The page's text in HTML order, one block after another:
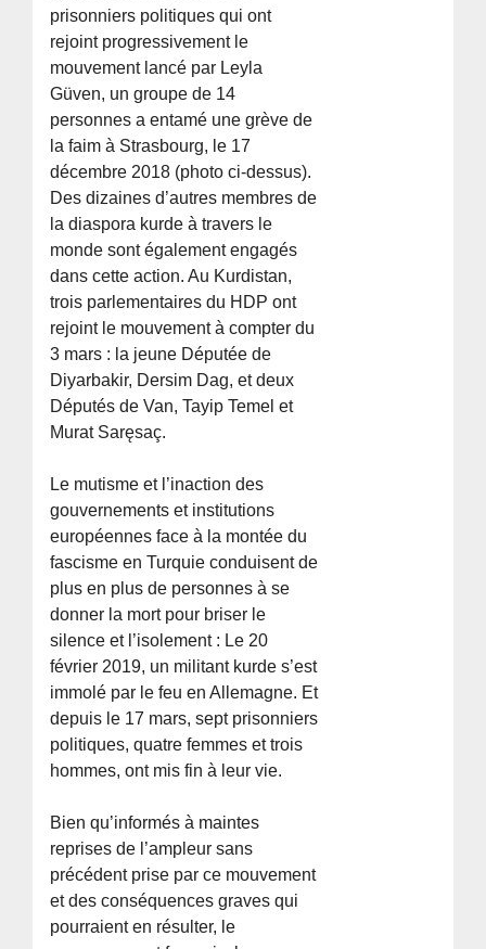
prisonniers politiques qui ont
rejoint progressivement le
mouvement lancé par Leyla
Güven, un groupe de 14
personnes a entamé une grève de
la faim à Strasbourg, le 17
décembre 2018 (photo ci-dessus).
Des dizaines d’autres membres de
la diaspora kurde à travers le
monde sont également engagés
dans cette action. Au Kurdistan,
trois parlementaires du HDP ont
rejoint le mouvement à compter du
3 mars : la jeune Députée de
Diyarbakir, Dersim Dag, et deux
Députés de Van, Tayip Temel et
Murat Saręsaç.
Le mutisme et l’inaction des
gouvernements et institutions
européennes face à la montée du
fascisme en Turquie conduisent de
plus en plus de personnes à se
donner la mort pour briser le
silence et l’isolement : Le 20
février 2019, un militant kurde s’est
immolé par le feu en Allemagne. Et
depuis le 17 mars, sept prisonniers
politiques, quatre femmes et trois
hommes, ont mis fin à leur vie.
Bien qu’informés à maintes
reprises de l’ampleur sans
précédent prise par ce mouvement
et des conséquences graves qui
pourraient en résulter, le